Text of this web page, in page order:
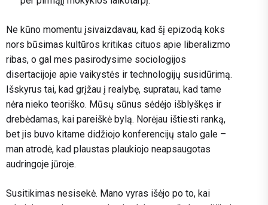
Ne kūno momentu įsivaizdavau, kad šį epizodą koks
nors būsimas kultūros kritikas cituos apie liberalizmo
ribas, o gal mes pasirodysime sociologijos
disertacijoje apie vaikystės ir technologijų susidūrimą.
Išskyrus tai, kad grįžau į realybę, supratau, kad tame
nėra nieko teoriško. Mūsų sūnus sėdėjo išblyškęs ir
drebėdamas, kai pareiškė bylą. Norėjau ištiesti ranką,
bet jis buvo kitame didžiojo konferencijų stalo gale –
man atrodė, kad plaustas plaukiojo neapsaugotas
audringoje jūroje.
Susitikimas nesisekė. Mano vyras išėjo po to, kai